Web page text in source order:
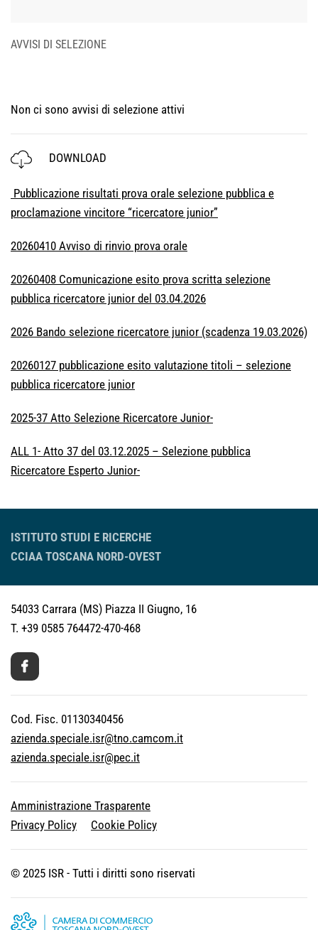
AVVISI DI SELEZIONE
Non ci sono avvisi di selezione attivi
DOWNLOAD
Pubblicazione risultati prova orale selezione pubblica e
proclamazione vincitore “ricercatore junior”
20260410 Avviso di rinvio prova orale
20260408 Comunicazione esito prova scritta selezione
pubblica ricercatore junior del 03.04.2026
2026 Bando selezione ricercatore junior (scadenza 19.03.2026)
20260127 pubblicazione esito valutazione titoli – selezione
pubblica ricercatore junior
2025-37 Atto Selezione Ricercatore Junior-
ALL 1- Atto 37 del 03.12.2025 – Selezione pubblica
Ricercatore Esperto Junior-
ISTITUTO STUDI E RICERCHE
CCIAA TOSCANA NORD-OVEST
54033 Carrara (MS) Piazza II Giugno, 16
T. +39 0585 764472-470-468
Cod. Fisc. 01130340456
azienda.speciale.isr@tno.camcom.it
azienda.speciale.isr@pec.it
Amministrazione Trasparente
Privacy Policy
Cookie Policy
© 2025 ISR - Tutti i diritti sono riservati